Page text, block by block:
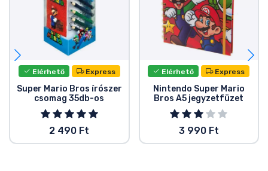
Elérhető Express
Super Mario Bros írószer
csomag 35db-os
2 490 Ft
Elérhető Express
Nintendo Super Mario
Bros A5 jegyzetfüzet
3 990 Ft